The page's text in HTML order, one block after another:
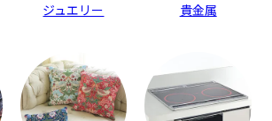
ジュエリー 貴金属